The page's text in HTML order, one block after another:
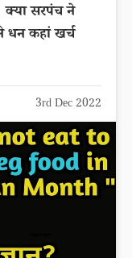
सरपंच ने
धन कहां खर्च
3rd Dec 2022